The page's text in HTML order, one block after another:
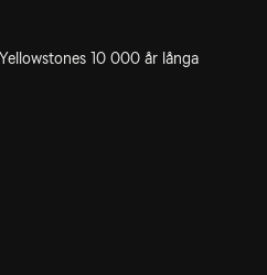
10 000 år långa